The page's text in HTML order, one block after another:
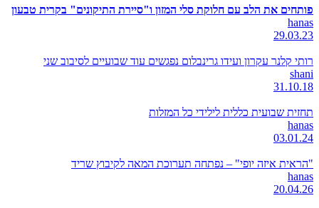
פותחים את הלב עם חלוקת סלי המזון ו"סיירת התיקונים" בקרית טבעון
hanas
29.03.23
רותי קלנר עקרון ועידו גרינבלום נפגשים עוד שבועיים לסיבוב שני
shani
31.10.18
תחזית שבועית כללית לילידי כל המזלות
hanas
03.01.24
"הראית איזה יופי" – נפתחה תערוכת המאה לקיבוץ שריד
hanas
20.04.26